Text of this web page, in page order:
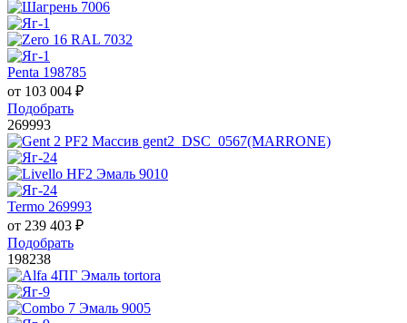
Penta 198785
от 103 004 ₽
Подобрать
269993
Termo 269993
от 239 403 ₽
Подобрать
198238